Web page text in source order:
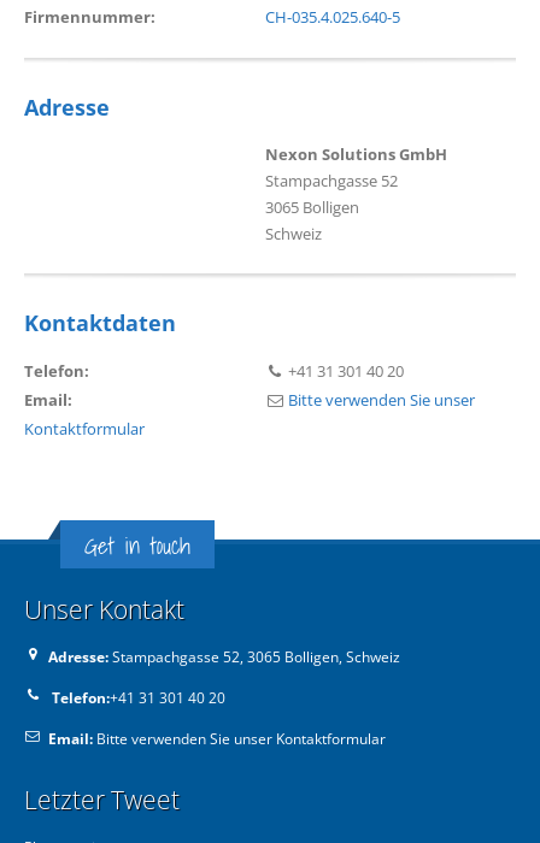
Firmennummer:
CH-035.4.025.640-5
Adresse
Nexon Solutions GmbH
Stampachgasse 52
3065 Bolligen
Schweiz
Kontaktdaten
Telefon:
+41 31 301 40 20
Email:
Bitte verwenden Sie unser
Kontaktformular
Get in touch
Unser Kontakt
Adresse:Stampachgasse 52, 3065 Bolligen, Schweiz
Telefon:+41 31 301 40 20
Email: Bitte verwenden Sie unser Kontaktformular
Letzter Tweet